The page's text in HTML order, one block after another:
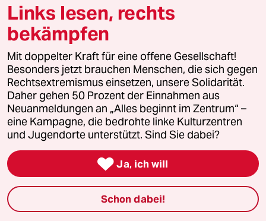
Populist", seine Partei Sluha narodu
(die die absolute Mehrheit der
Abgeordneten stellt) wird allgemein
eher in der politischen Mitte
eingeordnet. Die Aussagen des bpb-
Artikels über die politischen
Verbindungen ukrainischer
Rechtsextremer sind durch die
Ergebnisse der Parlamentswahl 2019
überholt.
Fazit: die Ukraine ist sicherlich keine
Musterdemokratie und hat mit den
typischen Schwierigkeiten
kämpfen. Im Gegensatz zu Russland
Links lesen, rechts
bekämpfen
Mit doppelter Kraft für eine offene Gesellschaft!
Besonders jetzt brauchen Menschen, die sich gegen
Rechtsextremismus einsetzen, unsere Solidarität.
Daher gehen 50 Prozent der Einnahmen aus
Neuanmeldungen an „Alles beginnt im Zentrum“ –
eine Kampagne, die bedrohte linke Kulturzentren
und Jugendorte unterstützt. Sind Sie dabei?
 Ja, ich will
Schon dabei!